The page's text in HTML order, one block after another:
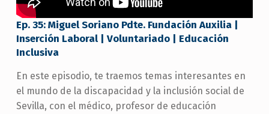
Ep. 35: Miguel Soriano Pdte. Fundación Auxilia |
Inserción Laboral | Voluntariado | Educación
Inclusiva
En este episodio, te traemos temas interesantes en
el mundo de la discapacidad y la inclusión social de
Sevilla, con el médico, profesor de educación